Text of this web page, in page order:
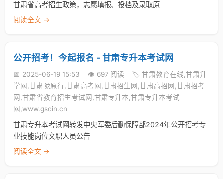
甘肃省高考招生政策，志愿填报、投档及录取原
阅读全文 →
公开招考！今起报名 - 甘肃专升本考试网
📅 2025-06-19 15:53 👁️ 697 阅读
🏷️ 甘肃教育在线,甘肃升
学网,甘肃陇原行,甘肃高考网,甘肃招生网,甘肃高招网,甘肃招考
网,甘肃省教育招生考试网,甘肃专升本,甘肃专升本考试
网,www.gscin.cn
甘肃专升本考试网转发中央军委后勤保障部2024年公开招考专
业技能岗位文职人员公告
阅读全文 →